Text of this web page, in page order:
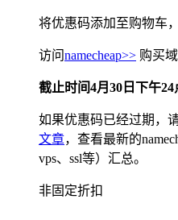
将优惠码添加至购物车
访问namecheap>> 购买
截止时间4月30日下午
如果优惠码已经过期，请
文章，查看最新的
vps、ssl等）汇总。
非固定折扣